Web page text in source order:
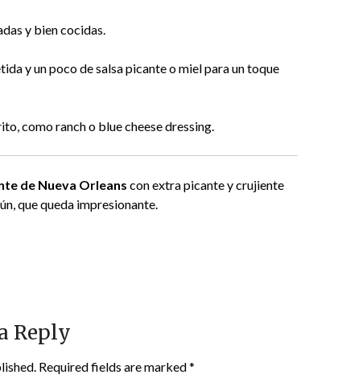
y bien cocidas.
y un poco de salsa picante o miel para un toque
como ranch o blue cheese dressing.
de Nueva Orleans con extra picante y crujiente
que queda impresionante.
Reply
Required fields are marked*